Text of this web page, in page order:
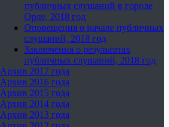
публичных слушаний в городе
Орле, 2018 год
Оповещения о начале публичных
слушаний, 2018 год
Заключения о результатах
публичных слушаний, 2018 год
Архив 2017 года
Архив 2016 года
Архив 2015 года
Архив 2014 года
Архив 2013 года